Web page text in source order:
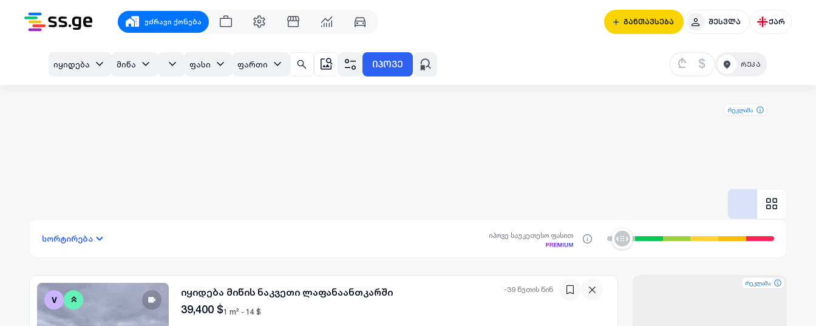
უძრავი ქონება განთავსება შესვლა ქარ
იყიდება მიწა ფასი ფართი იპოვე ₾ $
რეკლამა
სორტირება იპოვე საუკეთესო ფასით
-39 წუთის წინ
იყიდება მიწის ნაკვეთი ლაფანაანთკარში
39,400 $1 m² - 14 $
რეკლამა
რეკლამა
რეკლამა